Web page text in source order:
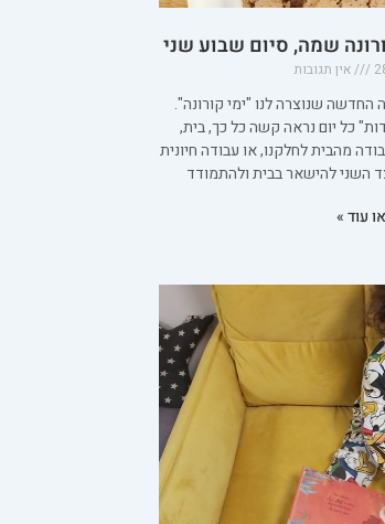
שמה, סיום שבוע שני
אין תגובות
שנוצרה לנו "ימי קורונה".
כל יום נראה קשה כל כך, בית,
מהבית לחלקנו, או עבודה חיונית
השני להישאר בבית ולהתמודד
עוד »